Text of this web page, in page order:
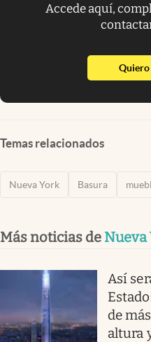
Accede aquí,
Temas relacionados
Nueva York Basura
Más noticias de Nueva
Así
de
altura